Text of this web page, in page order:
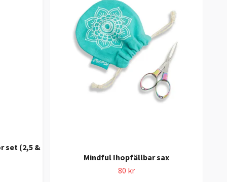
set (2,5 &
Mindful Ihopfällbar sax
80 kr